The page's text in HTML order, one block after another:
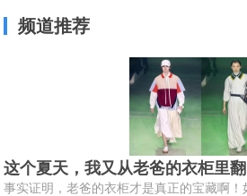
频道推荐
这个夏天，我又从老爸的衣柜里
事实证明，老爸的衣柜才是真正的宝藏啊！